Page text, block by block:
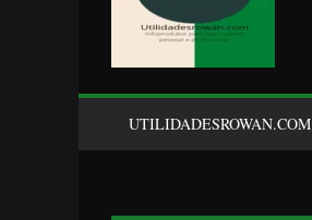
UTILIDADESROWAN.COM